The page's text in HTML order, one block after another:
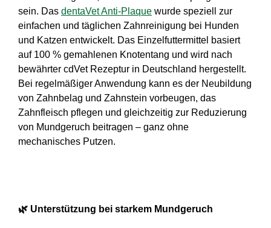
sein. Das dentaVet Anti-Plaque wurde speziell zur
einfachen und täglichen Zahnreinigung bei Hunden
und Katzen entwickelt. Das Einzelfuttermittel basiert
auf 100 % gemahlenen Knotentang und wird nach
bewährter cdVet Rezeptur in Deutschland hergestellt.
Bei regelmäßiger Anwendung kann es der Neubildung
von Zahnbelag und Zahnstein vorbeugen, das
Zahnfleisch pflegen und gleichzeitig zur Reduzierung
von Mundgeruch beitragen – ganz ohne
mechanisches Putzen.
🌿 Unterstützung bei starkem Mundgeruch